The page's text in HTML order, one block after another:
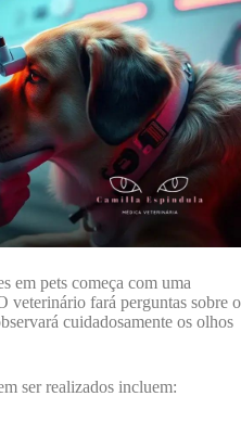
em pets começa com uma
veterinário fará perguntas sobre o
cuidadosamente os olhos
ser realizados incluem: